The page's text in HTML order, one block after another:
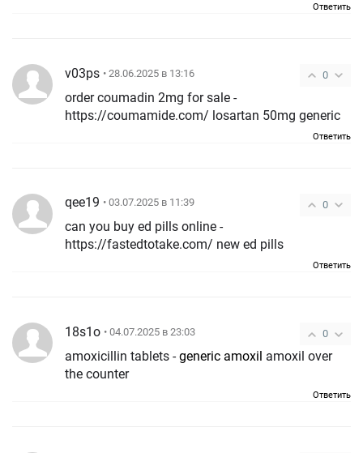
Ответить
0
v03ps • 28.06.2025 в 13:16
order coumadin 2mg for sale -
https://coumamide.com/ losartan 50mg generic
Ответить
0
qee19 • 03.07.2025 в 11:39
can you buy ed pills online -
https://fastedtotake.com/ new ed pills
Ответить
0
18s1o • 04.07.2025 в 23:03
amoxicillin tablets -generic amoxil amoxil over
the counter
Ответить